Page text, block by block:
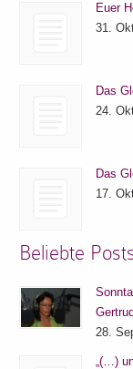
Euer
31.
Das
24.
Das
17.
Beliebte
28.
„(…)